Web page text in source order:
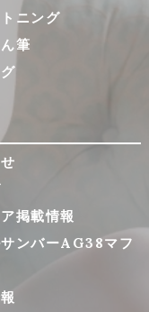
ニング
筆
掲載情報
サンバーAG38マフ